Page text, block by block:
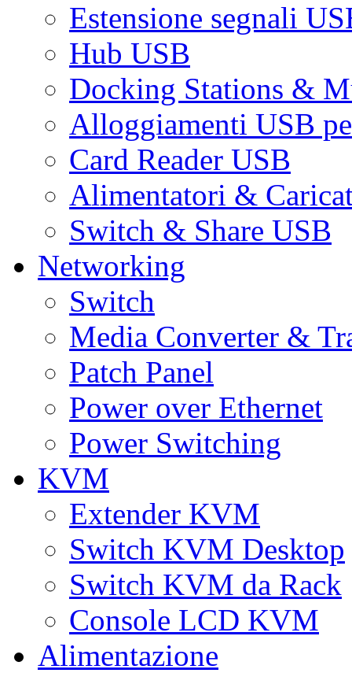
Estensione segnali
Hub USB
Docking Stations &
Alloggiamenti USB
Card Reader USB
Alimentatori &
Switch & Share USB
Networking
Switch
Media Converter &
Patch Panel
Power over Ethernet
Power Switching
KVM
Extender KVM
Switch KVM Desktop
Switch KVM da Rack
Console LCD KVM
Alimentazione